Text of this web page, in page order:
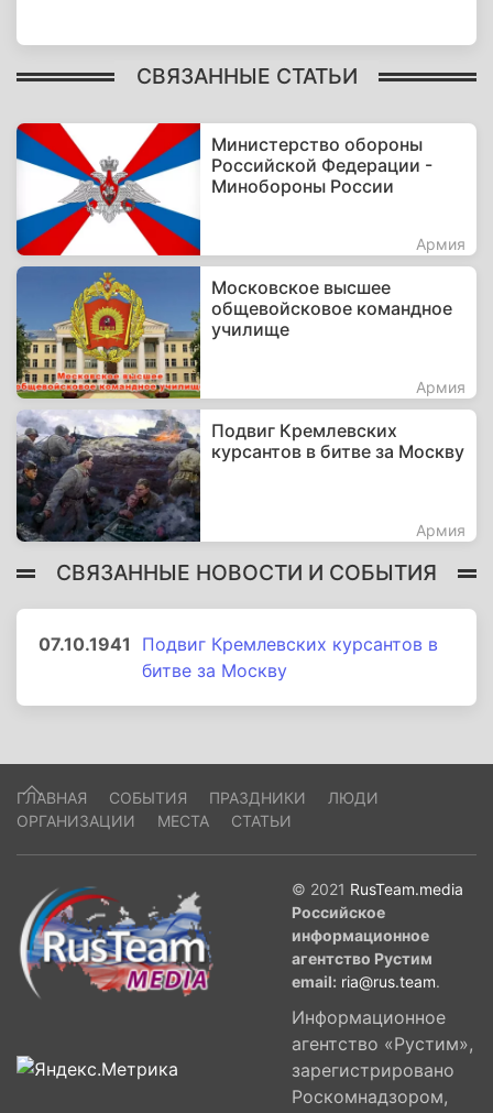
СВЯЗАННЫЕ СТАТЬИ
Министерство обороны
Российской Федерации -
Минобороны России
Армия
Московское высшее
общевойсковое командное
училище
Армия
Подвиг Кремлевских
курсантов в битве за Москву
Армия
СВЯЗАННЫЕ НОВОСТИ И СОБЫТИЯ
07.10.1941
Подвиг Кремлевских курсантов в
битве за Москву
ГЛАВНАЯ СОБЫТИЯ ПРАЗДНИКИ
ЛЮДИ
ОРГАНИЗАЦИИ
МЕСТА СТАТЬИ
© 2021 RusTeam.media
Российское
информационное
агентство Рустим
email: ria@rus.team.
Информационное
агентство «Рустим»,
зарегистрировано
Роскомнадзором,